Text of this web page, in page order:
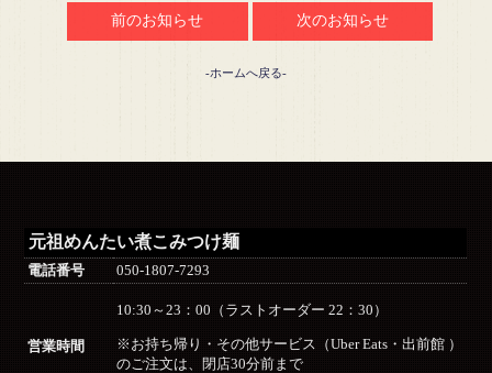
前のお知らせ 次のお知らせ
-ホームへ戻る-
元祖めんたい煮こみつけ麺
電話番号 050-1807-7293
営業時間
10:30～23：00（ラストオーダー 22：30）
※お持ち帰り・その他サービス（Uber Eats・出前館 ）
のご注文は、閉店30分前まで